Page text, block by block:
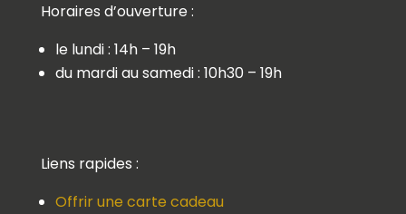
Horaires d’ouverture :
le lundi : 14h – 19h
du mardi au samedi : 10h30 – 19h
Liens rapides :
Offrir une carte cadeau